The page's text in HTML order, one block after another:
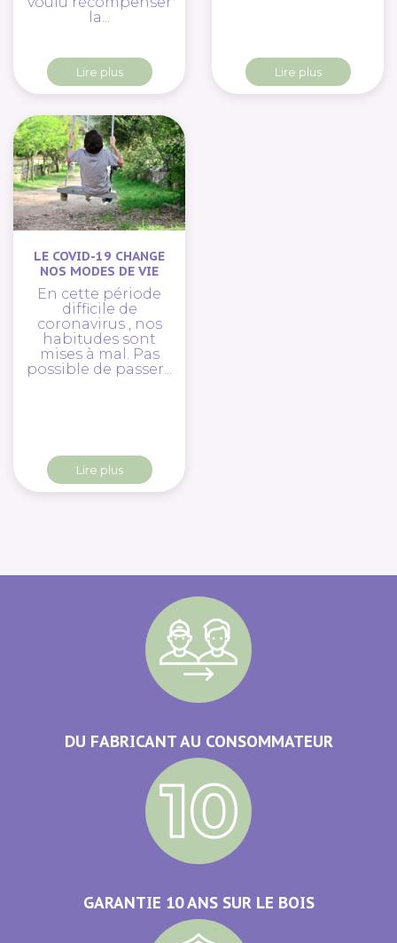
la...
Lire plus Lire plus
LE COVID-19 CHANGE
NOS MODES DE VIE
En cette période
difficile de
coronavirus , nos
habitudes sont
mises à mal. Pas
possible de passer...
Lire plus
DU FABRICANT AU CONSOMMATEUR
GARANTIE 10 ANS SUR LE BOIS